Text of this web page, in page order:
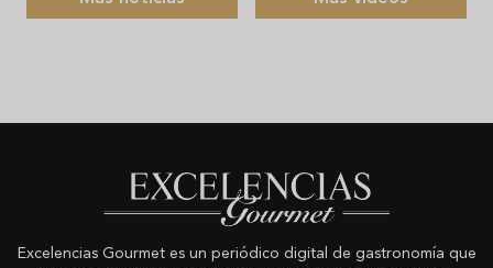
Excelencias Gourmet es un periódico digital de gastronomía que